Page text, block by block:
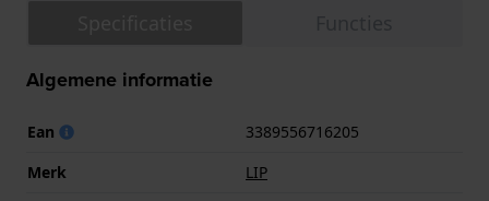
Algemene informatie
Ean
3389556716205
Merk
LIP